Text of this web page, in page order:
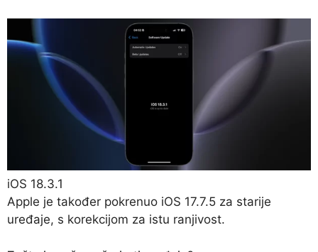
iOS 18.3.1
Apple je također pokrenuo iOS 17.7.5 za starije
uređaje, s korekcijom za istu ranjivost.